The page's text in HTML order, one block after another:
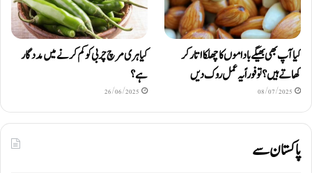
کیا آپ بھی بھیگے باداموں کا چھلکا اتار کر
کھاتے ہیں؟ تو فوراً یہ عمل روک دیں
08/07/2025
کیا ہری مرچ چربی کو کم کرنے میں مددگار
ہے؟
26/06/2025
پاکستان سے